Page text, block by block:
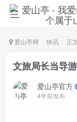
爱山亭网 快讯 正
文旅局长当导
爱山亭官方
4年前发布